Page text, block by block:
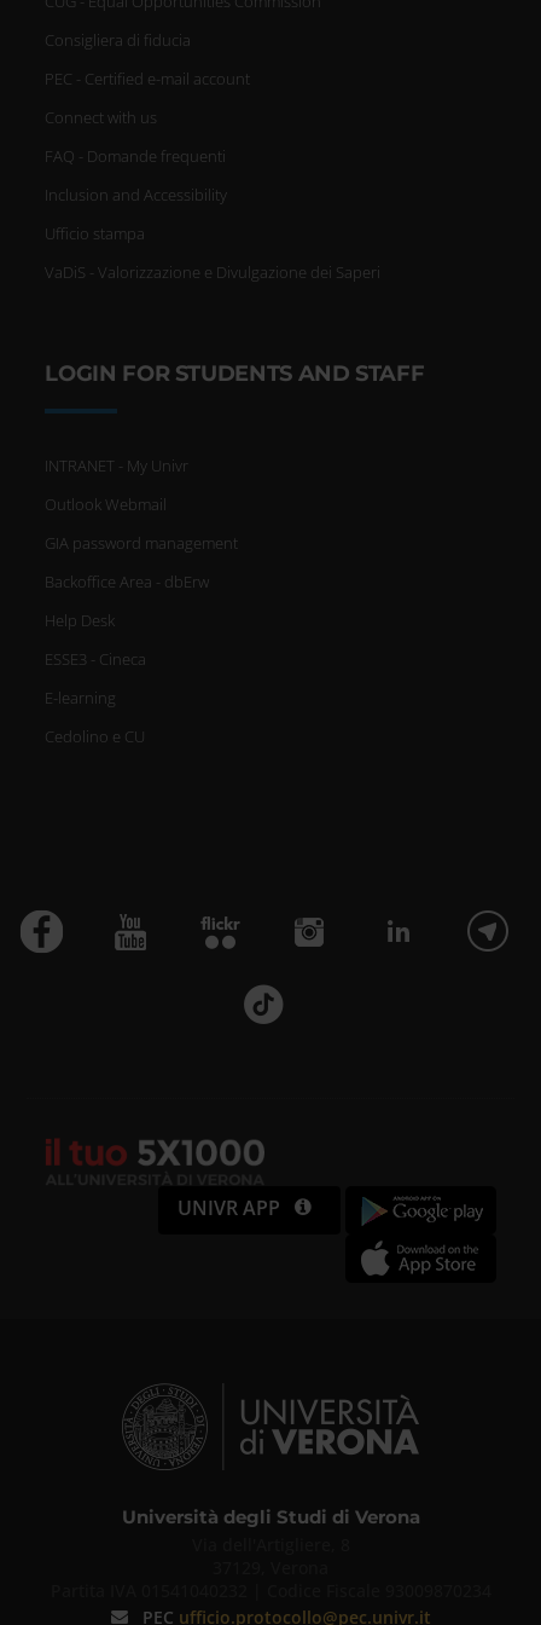
Consigliera di fiducia
PEC - Certified e-mail account
Connect with us
FAQ - Domande frequenti
Inclusion and Accessibility
Ufficio stampa
VaDiS - Valorizzazione e Divulgazione dei Saperi
LOGIN FOR STUDENTS AND STAFF
INTRANET - My Univr
Outlook Webmail
GIA password management
Backoffice Area - dbErw
Help Desk
ESSE3 - Cineca
E-learning
Cedolino e CU
UNIVR APP
Università degli Studi di Verona
PEC ufficio.protocollo@pec.univr.it